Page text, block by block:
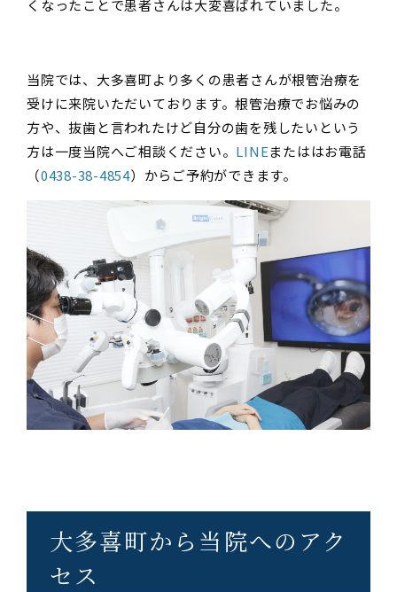
くなったことで患者さんは大変喜ばれていました。
当院では、大多喜町より多くの患者さんが根管治療を
受けに来院いただいております。根管治療でお悩みの
方や、抜歯と言われたけど自分の歯を残したいという
方は一度当院へご相談ください。 LINEまたははお電話
（0438-38-4854）からご予約ができます。
大多喜町から当院へのアク
セス